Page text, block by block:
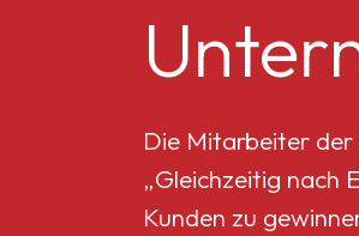
Mikro-
551-0,01
Die Mitarbeiter der
„Gleichzeitig nach
Kunden zu